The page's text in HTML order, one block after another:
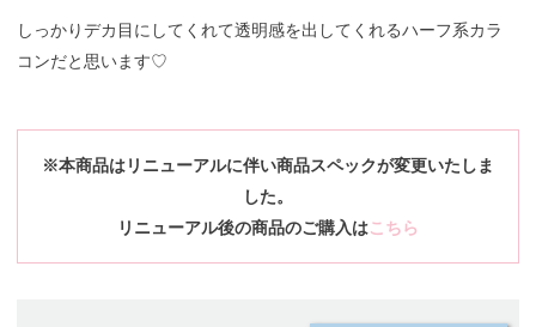
しっかりデカ目にしてくれて透明感を出してくれるハーフ系カラ
コンだと思います♡
※本商品はリニューアルに伴い商品スペックが変更いたしま
した。
リニューアル後の商品のご購入はこちら